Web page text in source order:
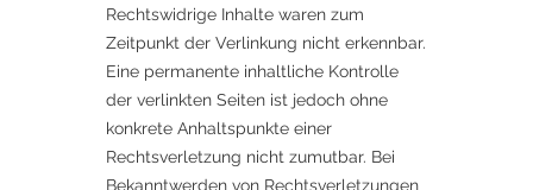
Rechtswidrige Inhalte waren zum
Zeitpunkt der Verlinkung nicht erkennbar.
Eine permanente inhaltliche Kontrolle
der verlinkten Seiten ist jedoch ohne
konkrete Anhaltspunkte einer
Rechtsverletzung nicht zumutbar. Bei
Bekanntwerden von Rechtsverletzungen